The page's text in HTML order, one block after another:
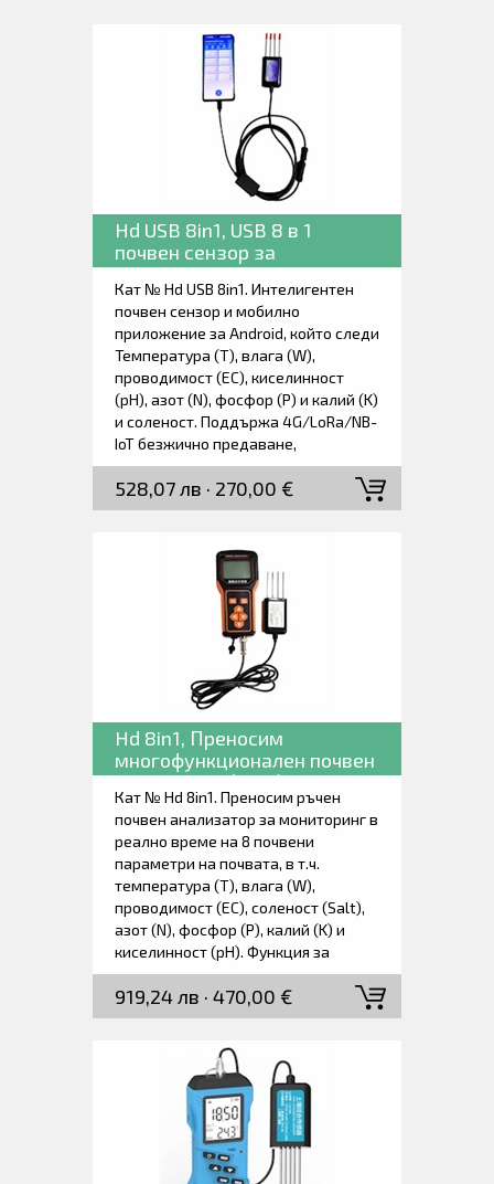
Hd USB 8in1, USB 8 в 1
почвен сензор за
Температура, влага, EC, pH,
NPK, pH, EC, влага и
соленост.
Кат № Hd USB 8in1. Интелигентен
почвен сензор и мобилно
приложение за Android, който следи
Температура (T), влага (W),
проводимост (EC), киселинност
(pH), азот (N), фосфор (P) и калий (K)
и соленост. Поддържа 4G/LoRa/NB-
IoT безжично предаване,
водоустойчив и прахоустойчив IP68,
дългосрочна стабилна работа на
полето, дизайн с ултраниска
дълъг живот на батерията.
Приложението за мобилни телефон
поддържа визуализация на данни в
реално време (крива/диаграма),
интелигентно ранно
предупреждение, заявки за
исторически данни и експортиране.
528,07 лв · 270,00 €
Hd 8in1, Преносим
многофункционален почвен
анализатор (8 в 1).
Кат № Hd 8in1. Преносим ръчен
почвен анализатор за мониторинг в
реално време на 8 почвени
параметри на почвата, в т.ч.
температура (T), влага (W),
проводимост (ЕС), соленост (Salt),
азот (N), фосфор (P), калий (K) и
киселинност (pH). Функция за
регистриране на данни, която
съхранява данните в Excel формат.
LCD екран за показване на
и с акумулаторна батерия. Доставя
се в куфарче заедно с пробивната
сонда, захранващ адаптер и
ръководство за работа.
919,24 лв · 470,00 €